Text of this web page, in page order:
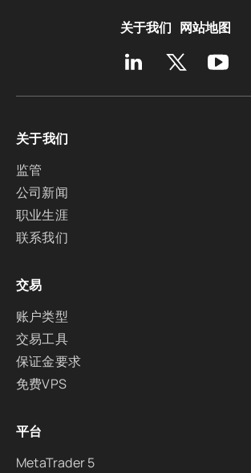
关于我们 网站地图
关于我们
监管
公司新闻
职业生涯
联系我们
交易
账户类型
交易工具
保证金要求
免费VPS
平台
MetaTrader 5